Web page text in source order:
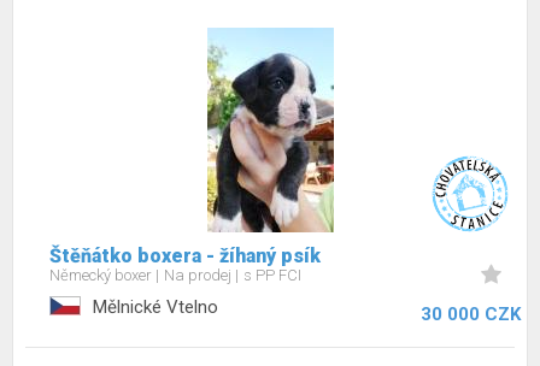
Štěňátko boxera - žíhaný psík
Německý boxer Na prodej s PP FCI
Mělnické Vtelno 30 000 CZK